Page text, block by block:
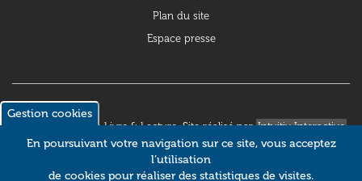
Plan du site
Espace presse
© 2018 Occitanie Livre & Lecture. Site réalisé parIntuitiv Interactive
Gestion cookies
En poursuivant votre navigation sur ce site, vous acceptez
l’utilisation
de cookies pour réaliser des statistiques de visites.